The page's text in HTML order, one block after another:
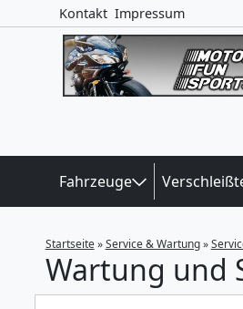
Kontakt Impressum
Fahrzeuge
Startseite»Service & Wartung»
Wartung und